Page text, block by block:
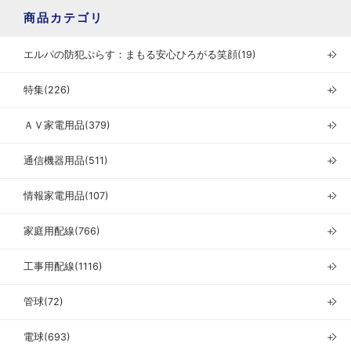
商品カテゴリ
エルパの防犯ぷらす：まもる安心ひろがる笑顔(19) ＋
特集(226) ＋
ＡＶ家電用品(379) ＋
通信機器用品(511) ＋
情報家電用品(107) ＋
家庭用配線(766) ＋
工事用配線(1116) ＋
管球(72) ＋
電球(693) ＋